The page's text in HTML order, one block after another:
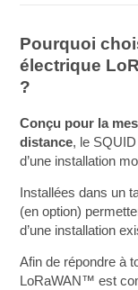
Pourquoi
électrique
?
Conçu pour la
distance, le
d’une installation
Installées dans un
(en option)
d’une installation
Afin de répondre à
LoRaWAN™ est